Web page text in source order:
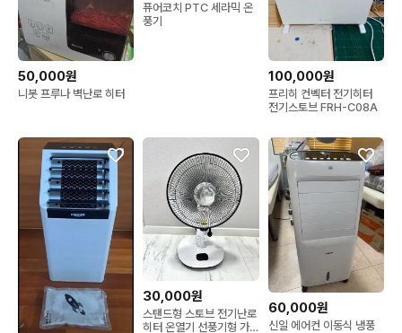
50,000원
니봇 프루나 벽난로 히터
퓨어코치 PTC 세라믹 온
풍기
100,000원
프리히 컨벡터 전기히터
전기스토브 FRH-C08A
30,000원
스탠드형 스토브 전기난로
히터 온열기 선풍기형 가
60,000원
신일 에어컨 이동식 냉풍